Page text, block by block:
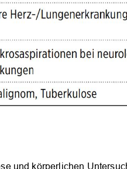
und körperlichen